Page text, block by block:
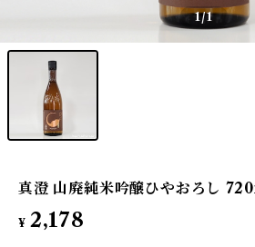
1/1
真澄 山廃純米吟醸ひやおろし
¥ 2,178